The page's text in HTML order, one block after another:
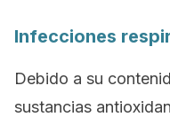
Infecciones
Debido a su
sustancias